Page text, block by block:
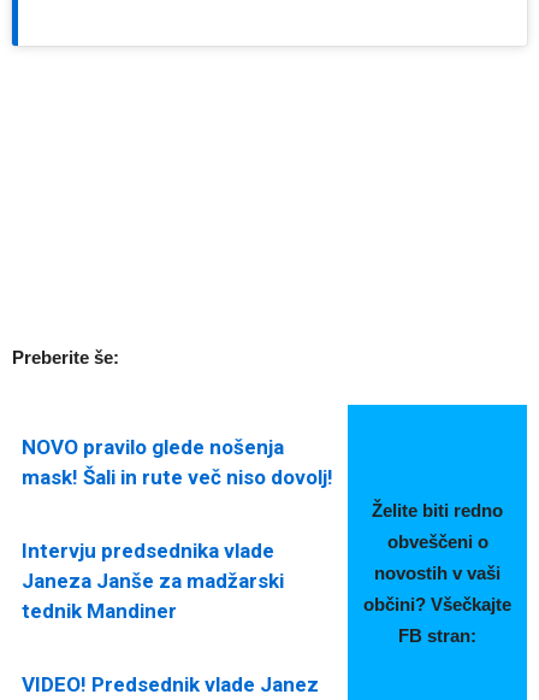
Preberite še:
NOVO pravilo glede nošenja
mask! Šali in rute več niso dovolj!
Želite biti redno
obveščeni o
novostih v vaši
občini? Všečkajte
FB stran:
Intervju predsednika vlade
Janeza Janše za madžarski
tednik Mandiner
VIDEO! Predsednik vlade Janez